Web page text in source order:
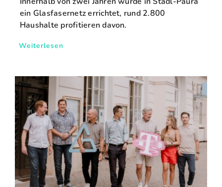
ein Glasfasernetz errichtet, rund 2.800
Haushalte profitieren davon.
Weiterlesen